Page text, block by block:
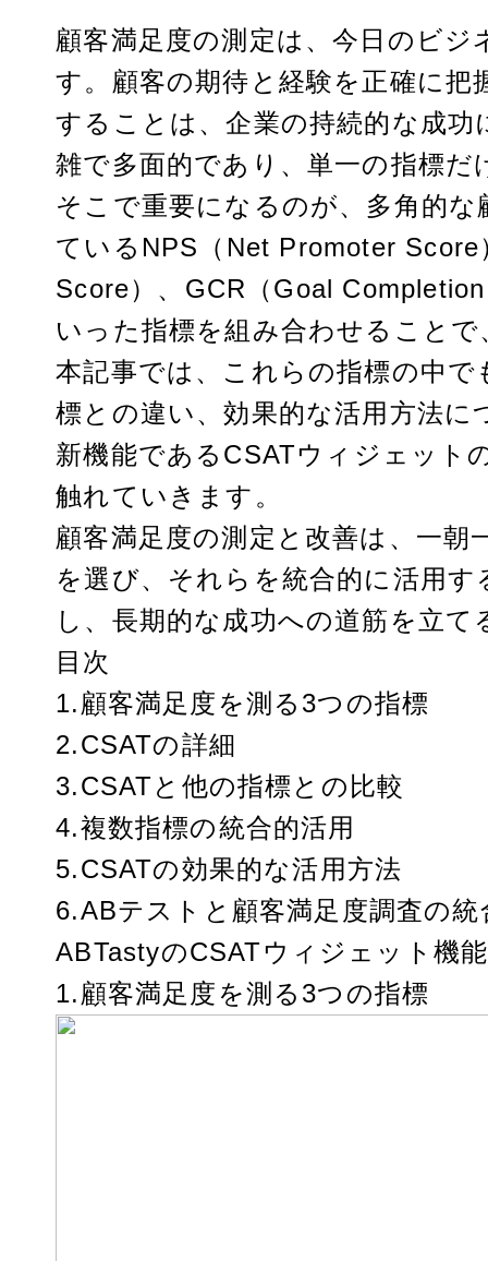
a
k
e
d
n
i
n
t
e
r
e
s
t
顧客満足度の測定は、今日のビ
す。顧客の期待と経験を正確に
することは、企業の持続的な成
雑で多面的であり、単一の指標
そこで重要になるのが、多角的
ているNPS（Net Promoter
Score）、GCR（Goal
いった指標を組み合わせること
本記事では、これらの指標の中
標との違い、効果的な活用方法
新機能であるCSATウィジェット
触れていきます。
顧客満足度の測定と改善は、一
を選び、それらを統合的に活用
し、長期的な成功への道筋を立
目次
1.顧客満足度を測る3つの指標
2.CSATの詳細
3.CSATと他の指標との比較
4.複数指標の統合的活用
5.CSATの効果的な活用方法
6.ABテストと顧客満足度調査の統
ABTastyのCSATウィジェット機
1.顧客満足度を測る3つの指標